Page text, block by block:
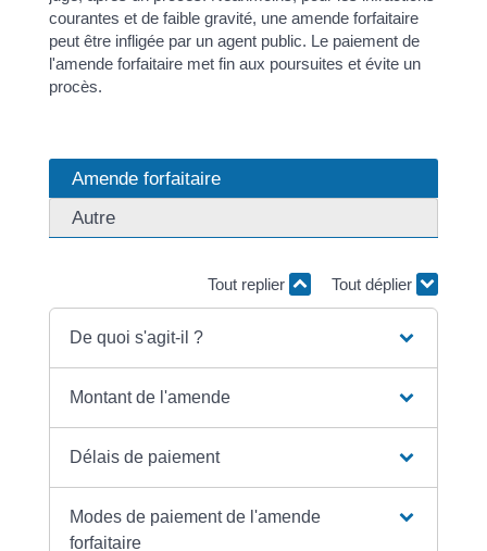
courantes et de faible gravité, une amende forfaitaire
peut être infligée par un agent public. Le paiement de
l'amende forfaitaire met fin aux poursuites et évite un
procès.
Amende forfaitaire
Autre
Tout replier Tout déplier
De quoi s'agit-il ?
Montant de l'amende
Délais de paiement
Modes de paiement de l'amende
forfaitaire